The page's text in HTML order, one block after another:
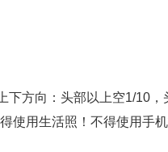
方向：头部以上空1/10
使用生活照！不得使用手